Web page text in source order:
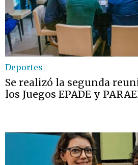
Deportes
Se realizó la segunda
los Juegos EPADE y